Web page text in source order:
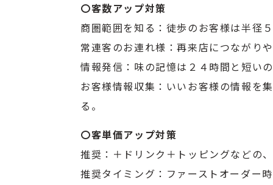
〇客数アップ対策
商圏範囲を知る：徒歩のお客様は半径
常連客のお連れ様：再来店につながり
情報発信：味の記憶は２４時間と短い
お客様情報収集：いいお客様の情報を
る。
〇客単価アップ対策
推奨：＋ドリンク＋トッピングなどの
推奨タイミング：ファーストオーダー